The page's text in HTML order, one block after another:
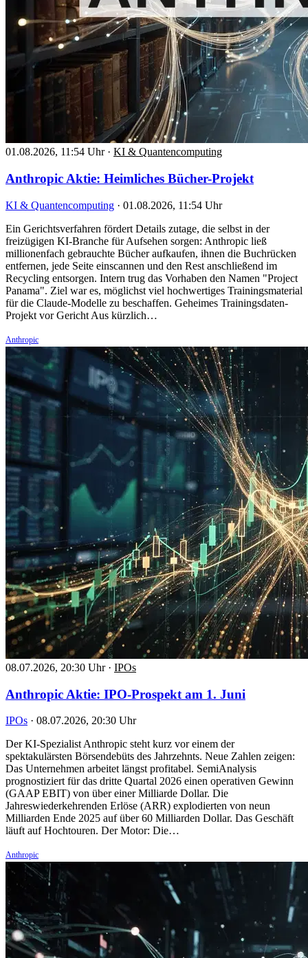
01.08.2026, 11:54 Uhr · KI & Quantencomputing
Anthropic Aktie: Heimliches Bücher-Projekt
KI & Quantencomputing · 01.08.2026, 11:54 Uhr
Ein Gerichtsverfahren fördert Details zutage, die selbst in der
freizügigen KI-Branche für Aufsehen sorgen: Anthropic ließ
millionenfach gebrauchte Bücher aufkaufen, ihnen die Buchrücken
entfernen, jede Seite einscannen und den Rest anschließend im
Recycling entsorgen. Intern trug das Vorhaben den Namen "Project
Panama". Ziel war es, möglichst viel hochwertiges Trainingsmaterial
für die Claude-Modelle zu beschaffen. Geheimes Trainingsdaten-
Projekt vor Gericht Aus kürzlich…
Anthropic
08.07.2026, 20:30 Uhr · IPOs
Anthropic Aktie: IPO-Prospekt am 1. Juni
IPOs · 08.07.2026, 20:30 Uhr
Der KI-Spezialist Anthropic steht kurz vor einem der
spektakulärsten Börsendebüts des Jahrzehnts. Neue Zahlen zeigen:
Das Unternehmen arbeitet längst profitabel. SemiAnalysis
prognostiziert für das dritte Quartal 2026 einen operativen Gewinn
(GAAP EBIT) von über einer Milliarde Dollar. Die
Jahreswiederkehrenden Erlöse (ARR) explodierten von neun
Milliarden Ende 2025 auf über 60 Milliarden Dollar. Das Geschäft
läuft auf Hochtouren. Der Motor: Die…
Anthropic